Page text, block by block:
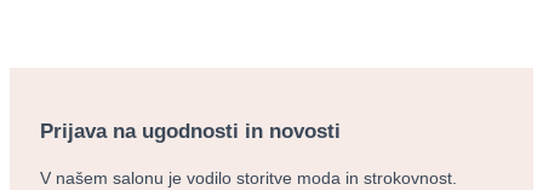
Prijava na ugodnosti in novosti
V našem salonu je vodilo storitve moda in strokovnost.